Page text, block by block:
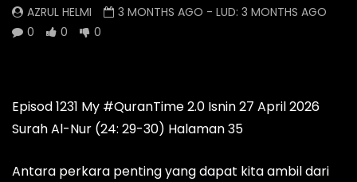
9 HOURS AGO
- LUD:4 DAYS AGO
0
0 0
1 DAY AGO - LUD:
AZRUL HELMI 3 MONTHS AGO - LUD: 3 MONTHS AGO
0
0 0
Episod 1231 My #QuranTime 2.0 Isnin 27 April 2026
Surah Al-Nur (24: 29-30) Halaman 35
Antara perkara penting yang dapat kita ambil dari